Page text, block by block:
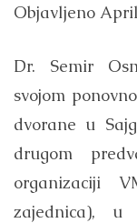
Objavljeno
Dr. Semir
svojom
dvorane u
drugom
organizaciji
zajednica),